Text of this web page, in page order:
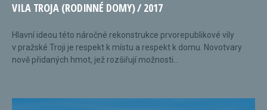
VILA TROJA (RODINNÉ DOMY) / 2017
Hlavní ideou této náročné rekonstrukce prvorepublikové vily
v pražské Troji je respekt k místu a respekt k domu. Novotvary
nově přidaných hmot, jež rozšiřují možnosti...